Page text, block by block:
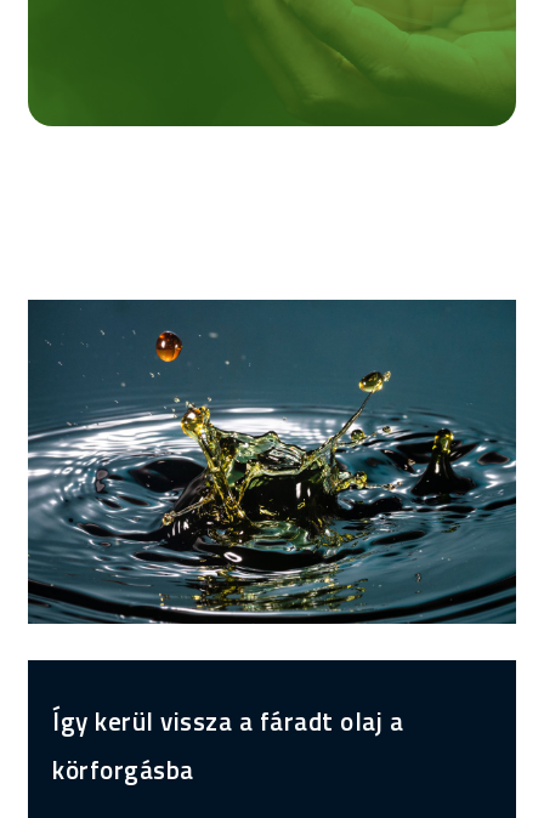
Így kerül vissza a fáradt olaj a
körforgásba